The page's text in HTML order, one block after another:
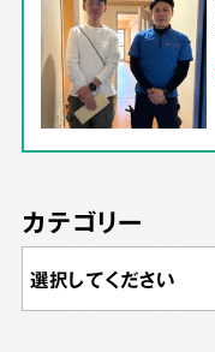
カテゴリー